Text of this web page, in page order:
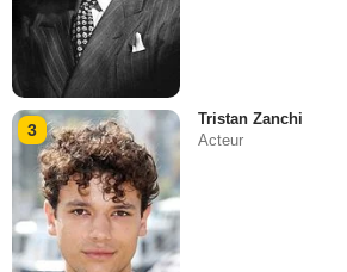
3
Tristan Zanchi
Acteur